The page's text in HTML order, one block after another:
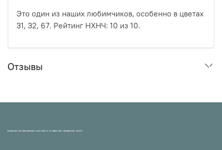
Это один из наших любимчиков, особенно в цветах
31, 32, 67. Рейтинг НХНЧ: 10 из 10.
Отзывы
МАГАЗИН ПРОВЕРЕННЫХ СНАСТЕЙ И УЛОВИСТЫХ ПРИМАНОК НХНЧ!